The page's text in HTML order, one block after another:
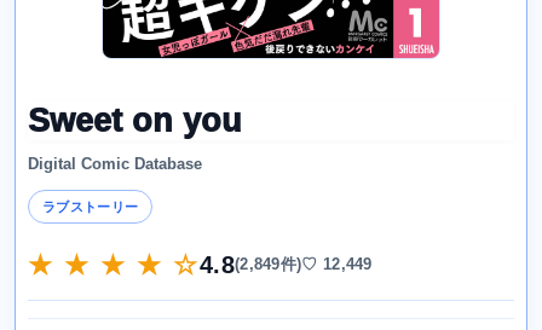
Sweet on you
Digital Comic Database
ラブストーリー
★ ★ ★ ★ ☆4.8(2,849件)♡ 12,449